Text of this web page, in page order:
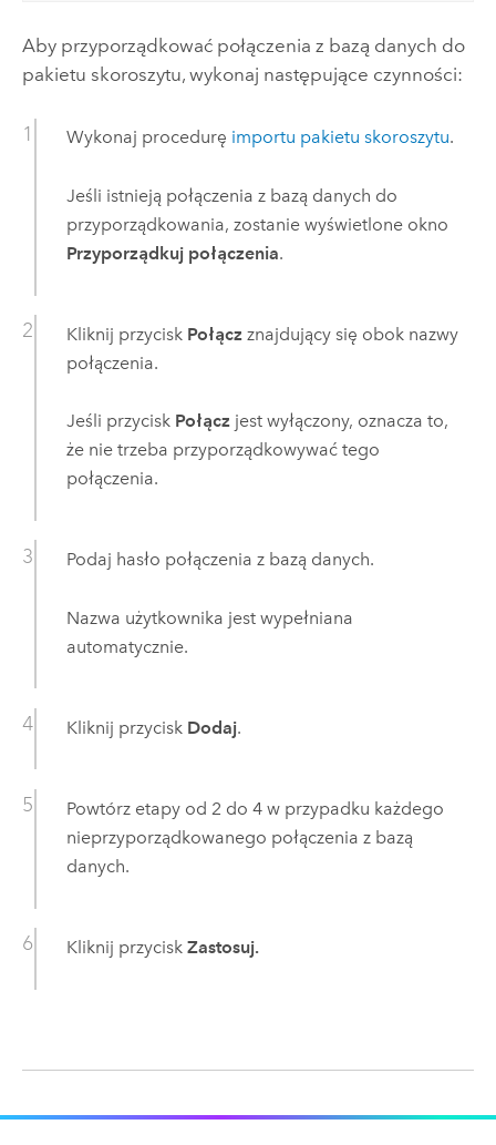
Aby przyporządkować połączenia z bazą danych do
pakietu skoroszytu, wykonaj następujące czynności:
Wykonaj procedurę importu pakietu skoroszytu.
Jeśli istnieją połączenia z bazą danych do
przyporządkowania, zostanie wyświetlone okno
Przyporządkuj połączenia.
Kliknij przycisk Połączznajdujący się obok nazwy
połączenia.
Jeśli przycisk Połączjest wyłączony, oznacza to,
że nie trzeba przyporządkowywać tego
połączenia.
Podaj hasło połączenia z bazą danych.
Nazwa użytkownika jest wypełniana
automatycznie.
Kliknij przycisk Dodaj.
Powtórz etapy od 2 do 4 w przypadku każdego
nieprzyporządkowanego połączenia z bazą
danych.
Kliknij przycisk Zastosuj.